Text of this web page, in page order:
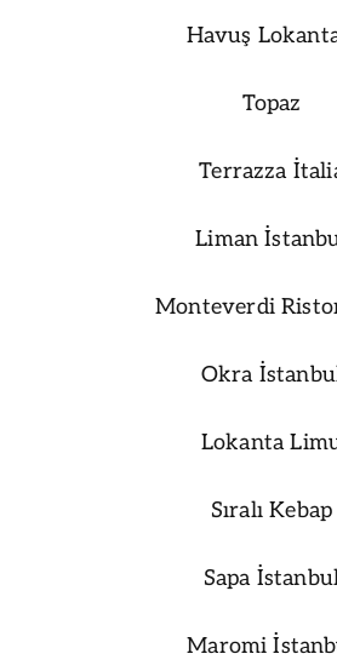
Havuş
Topaz
Terrazza
Liman
Monteverdi
Okra
Lokanta
Sıralı Kebap
Sapa
Maromi